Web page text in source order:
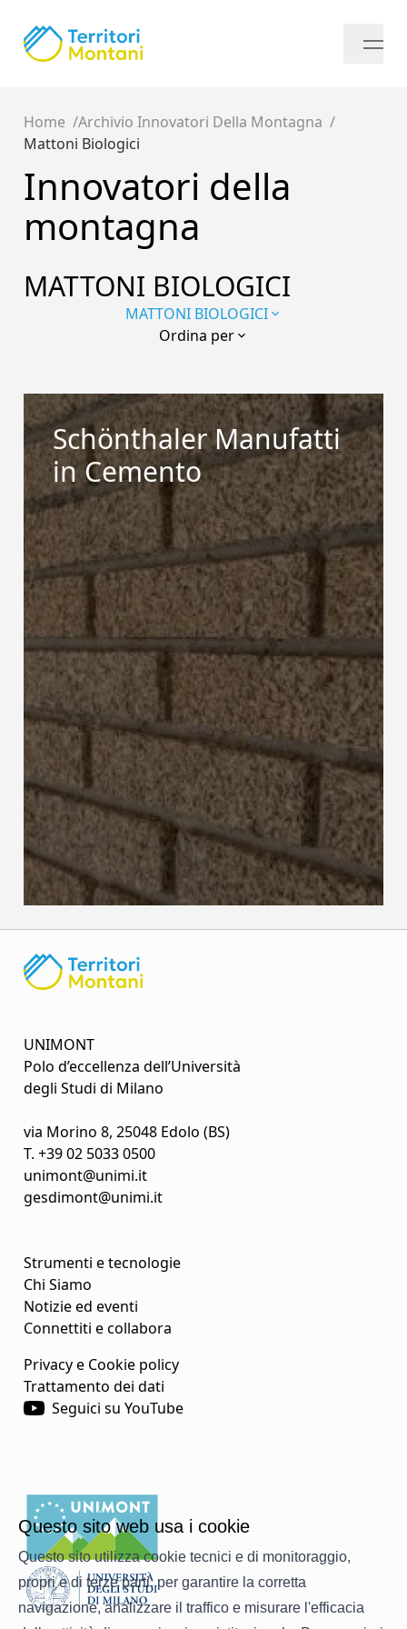
Questo sito web usa i cookie
Questo sito utilizza cookie tecnici e di monitoraggio,
propri e di terze parti, per garantire la corretta
navigazione, analizzare il traffico e misurare l'efficacia
Home
Archivio Innovatori Della Montagna
Mattoni Biologici
Innovatori della
montagna
MATTONI BIOLOGICI
MATTONI BIOLOGICI
Ordina per
Schönthaler Manufatti
in Cemento
UNIMONT
Polo d’eccellenza dell’Università
degli Studi di Milano
via Morino 8, 25048 Edolo (BS)
T. +39 02 5033 0500
unimont@unimi.it
gesdimont@unimi.it
Strumenti e tecnologie
Chi Siamo
Notizie ed eventi
Connettiti e collabora
Privacy e Cookie policy
Trattamento dei dati
Seguici su YouTube